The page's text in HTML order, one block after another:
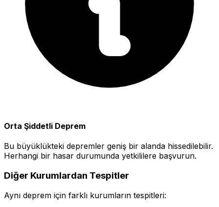
Orta Şiddetli Deprem
Bu büyüklükteki depremler geniş bir alanda hissedilebilir.
Herhangi bir hasar durumunda yetkililere başvurun.
Diğer Kurumlardan Tespitler
Aynı deprem için farklı kurumların tespitleri: